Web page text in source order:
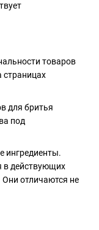
товаров
страницах
для бритья
под
ингредиенты.
в действующих
отличаются не